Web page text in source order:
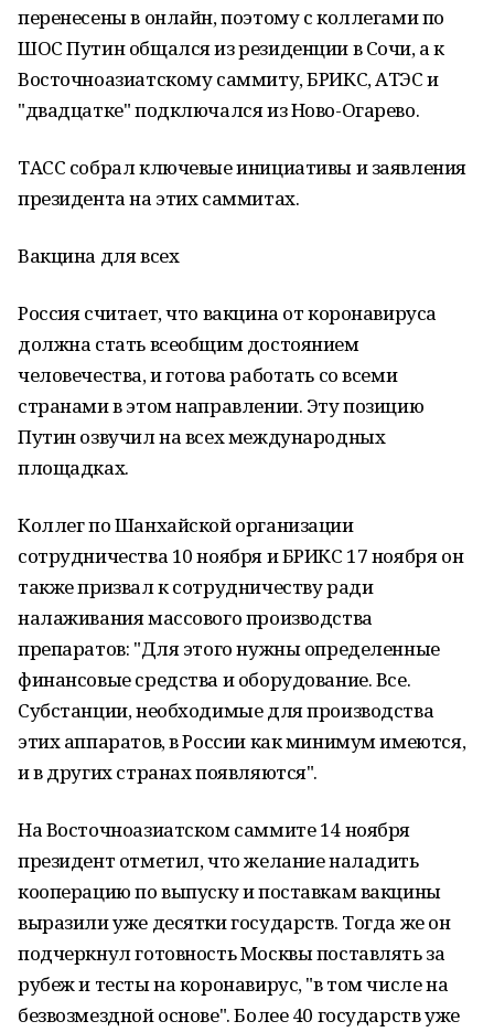
перенесены в онлайн, поэтому с коллегами по
ШОС Путин общался из резиденции в Сочи, а к
Восточноазиатскому саммиту, БРИКС, АТЭС и
"двадцатке" подключался из Ново-Огарево.
ТАСС собрал ключевые инициативы и заявления
президента на этих саммитах.
Вакцина для всех
Россия считает, что вакцина от коронавируса
должна стать всеобщим достоянием
человечества, и готова работать со всеми
странами в этом направлении. Эту позицию
Путин озвучил на всех международных
площадках.
Коллег по Шанхайской организации
сотрудничества 10 ноября и БРИКС 17 ноября он
также призвал к сотрудничеству ради
налаживания массового производства
препаратов: "Для этого нужны определенные
финансовые средства и оборудование. Все.
Субстанции, необходимые для производства
этих аппаратов, в России как минимум имеются,
и в других странах появляются".
На Восточноазиатском саммите 14 ноября
президент отметил, что желание наладить
кооперацию по выпуску и поставкам вакцины
выразили уже десятки государств. Тогда же он
подчеркнул готовность Москвы поставлять за
рубеж и тесты на коронавирус, "в том числе на
безвозмездной основе". Более 40 государств уже